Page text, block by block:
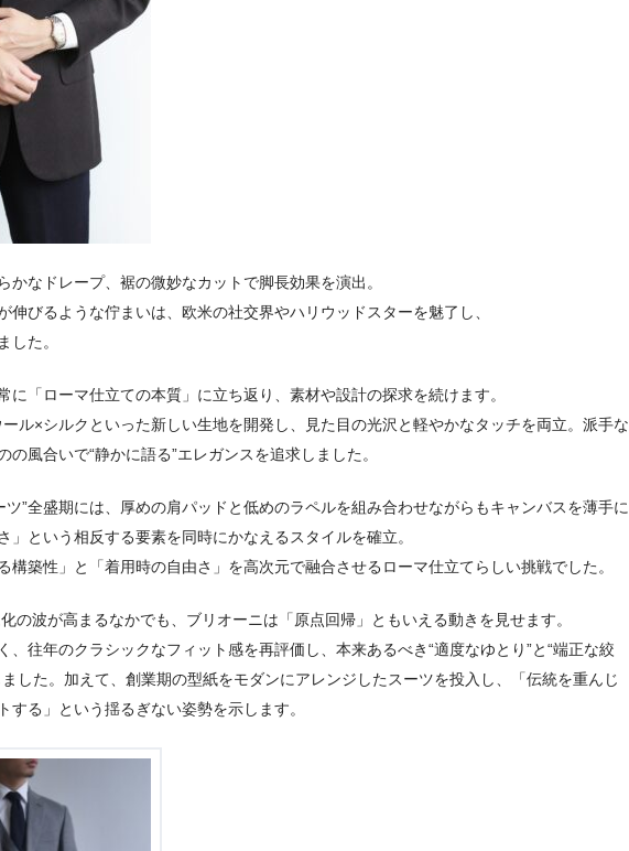
かなドレープ、裾の微妙なカットで脚長効果を演出。
伸びるような佇まいは、欧米の社交界やハリウッドスターを魅了し、
した。
に「ローマ仕立ての本質」に立ち返り、素材や設計の探求を続けます。
ル×シルクといった新しい生地を開発し、見た目の光沢と軽やかなタッチを両立。派手な
の風合いで“静かに語る”エレガンスを追求しました。
ツ”全盛期には、厚めの肩パッドと低めのラペルを組み合わせながらもキャンバスを薄手に
」という相反する要素を同時にかなえるスタイルを確立。
構築性」と「着用時の自由さ」を高次元で融合させるローマ仕立てらしい挑戦でした。
の波が高まるなかでも、ブリオーニは「原点回帰」ともいえる動きを見せます。
、往年のクラシックなフィット感を再評価し、本来あるべき“適度なゆとり”と“端正な絞
ました。加えて、創業期の型紙をモダンにアレンジしたスーツを投入し、「伝統を重んじ
する」という揺るぎない姿勢を示します。